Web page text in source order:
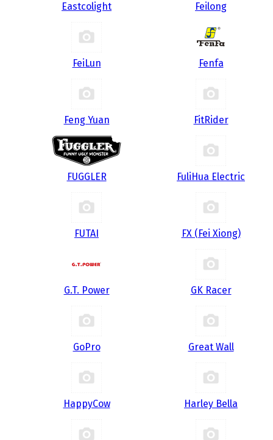
Eastcolight Feilong
FeiLun Fenfa
Feng Yuan FitRider
FUGGLER FuliHua Electric
FUTAI FX (Fei Xiong)
G.T. Power GK Racer
GoPro Great Wall
HappyCow Harley Bella